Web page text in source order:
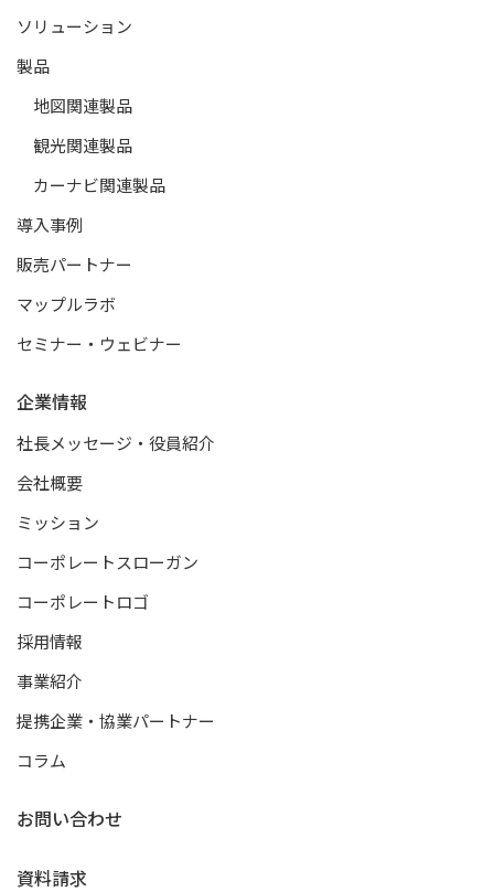
ソリューション
製品
地図関連製品
観光関連製品
カーナビ関連製品
導入事例
販売パートナー
マップルラボ
セミナー・ウェビナー
企業情報
社長メッセージ・役員紹介
会社概要
ミッション
コーポレートスローガン
コーポレートロゴ
採用情報
事業紹介
提携企業・協業パートナー
コラム
お問い合わせ
資料請求